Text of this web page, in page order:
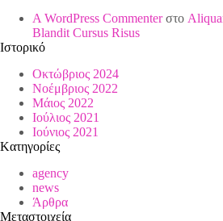
A WordPress Commenterστο
Blandit Cursus Risus
Ιστορικό
Οκτώβριος 2024
Νοέμβριος 2022
Μάιος 2022
Ιούλιος 2021
Ιούνιος 2021
Kατηγορίες
agency
news
Άρθρα
Μεταστοιχεία